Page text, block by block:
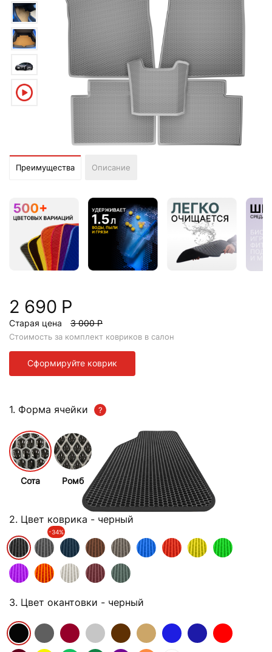
Преимущества Описание
2 690 Р
Старая цена 3 000 Р
Стоимость за комплект ковриков в салон
Сформируйте коврик
1. Форма ячейки
Сота Ромб
2. Цвет коврика - черный
-34%
3. Цвет окантовки - черный